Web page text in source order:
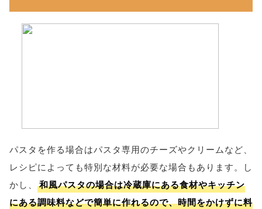
パスタを作る場合はパスタ専用のチーズやクリームなど、
レシピによっても特別な材料が必要な場合もあります。し
かし、
和風パスタの場合は冷蔵庫にある食材やキッチン
にある調味料などで簡単に作れるので、時間をかけずに料